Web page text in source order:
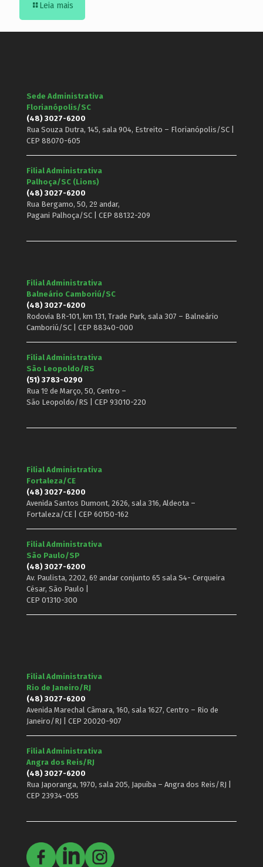
Leia mais
Sede Administrativa
Florianópolis/SC
(48) 3027-6200
Rua Souza Dutra, 145, sala 904, Estreito – Florianópolis/SC |
CEP 88070-605
Filial Administrativa
Palhoça/SC (Lions)
(48) 3027-6200
Rua Bergamo, 50, 2º andar,
Pagani Palhoça/SC | CEP 88132-209
Filial Administrativa
Balneário Camboriú/SC
(48) 3027-6200
Rodovia BR-101, km 131, Trade Park, sala 307 – Balneário
Camboriú/SC | CEP 88340-000
Filial Administrativa
São Leopoldo/RS
(51) 3783-0290
Rua 1º de Março, 50, Centro –
São Leopoldo/RS | CEP 93010-220
Filial Administrativa
Fortaleza/CE
(48) 3027-6200
Avenida Santos Dumont, 2626, sala 316, Aldeota –
Fortaleza/CE | CEP 60150-162
Filial Administrativa
São Paulo/SP
(48) 3027-6200
Av. Paulista, 2202, 6º andar conjunto 65 sala S4- Cerqueira
César, São Paulo |
CEP 01310-300
Filial Administrativa
Rio de Janeiro/RJ
(48) 3027-6200
Avenida Marechal Câmara, 160, sala 1627, Centro – Rio de
Janeiro/RJ | CEP 20020-907
Filial Administrativa
Angra dos Reis/RJ
(48) 3027-6200
Rua Japoranga, 1970, sala 205, Japuíba – Angra dos Reis/RJ |
CEP 23934-055